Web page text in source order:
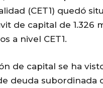
(CET1) quedó
de capital de 1.326
a nivel CET1.
de capital se ha
deuda subordinada